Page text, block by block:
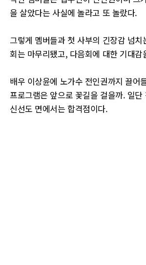
을 살았다는 사실에 놀라고 또 놀랐다.
그렇게 멤버들과 첫 사부의 긴장감 넘치
회는 마무리됐고, 다음회에 대한 기대감
배우 이상윤에 노가수 전인권까지 끌어
프로그램은 앞으로 꽃길을 걸을까. 일단
신선도 면에서는 합격점이다.